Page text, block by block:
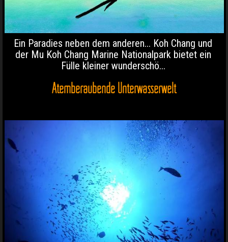
Ein Paradies neben dem anderen... Koh Chang und
der Mu Koh Chang Marine Nationalpark bietet ein
Fülle kleiner wunderschö...
Atemberaubende Unterwasserwelt